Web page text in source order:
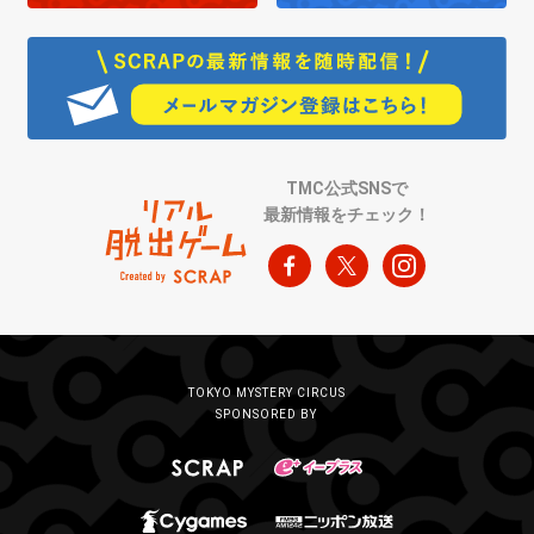
TMC公式SNSで
最新情報をチェック！
TOKYO MYSTERY CIRCUS
SPONSORED BY